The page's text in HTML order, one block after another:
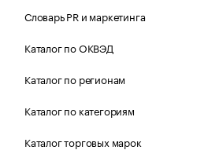
Словарь PR и маркетинга
Каталог по ОКВЭД
Каталог по регионам
Каталог по категориям
Каталог торговых марок